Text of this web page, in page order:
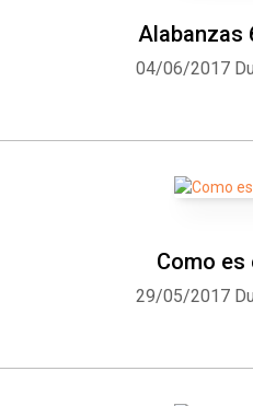
Alabanzas
04/06/2017
Como es
29/05/2017